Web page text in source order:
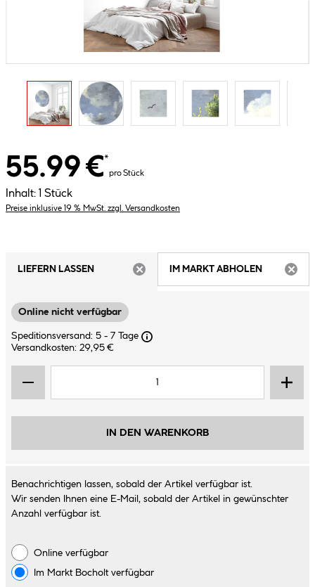
55.99 €*
pro Stück
Inhalt: 1 Stück
Preise inklusive 19 % MwSt. zzgl. Versandkosten
LIEFERN LASSEN
IM MARKT ABHOLEN
Online nicht verfügbar
Speditionsversand: 5 - 7 Tage
Versandkosten: 29,95 €
IN DEN WARENKORB
Benachrichtigen lassen, sobald der Artikel verfügbar ist.
Wir senden Ihnen eine E-Mail, sobald der Artikel in gewünschter
Anzahl verfügbar ist.
Online verfügbar
Im Markt Bocholtverfügbar